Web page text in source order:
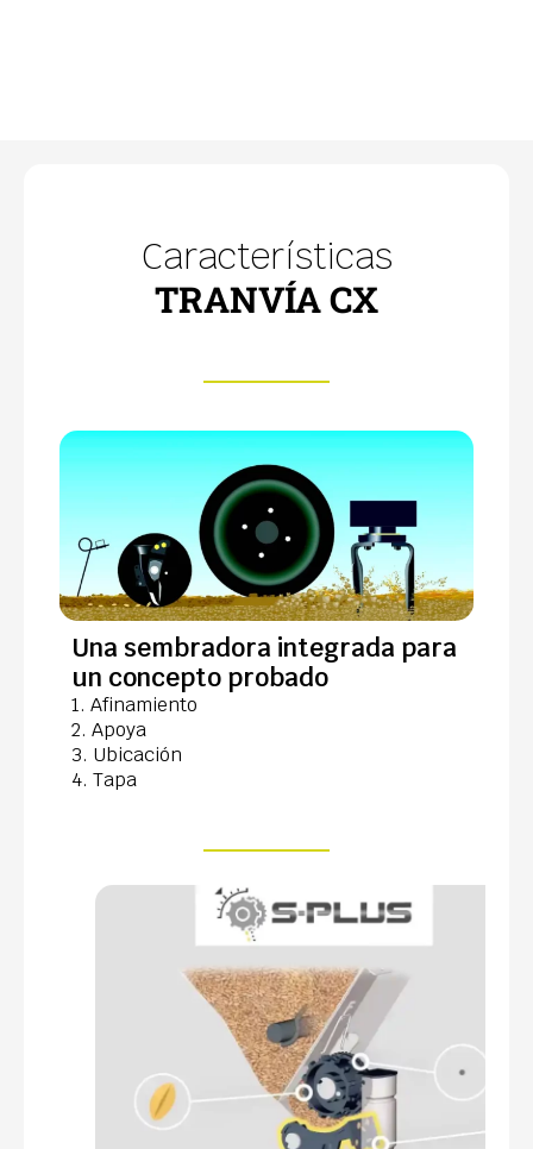
Características
TRANVÍA CX
Una sembradora integrada para
un concepto probado
1. Afinamiento
2. Apoya
3. Ubicación
4. Tapa